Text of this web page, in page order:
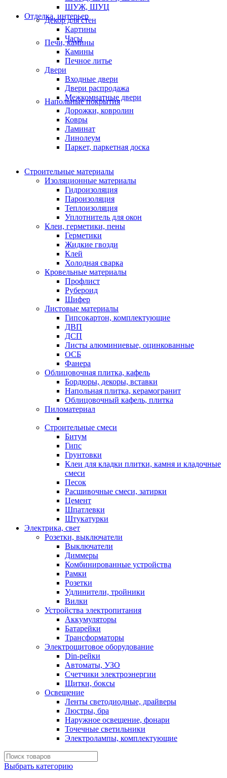
ШУЖ, ШУЦ
Отделка, интерьер
Декор для стен
Картины
Часы
Печи, камины
Камины
Печное литье
Двери
Входные двери
Двери распродажа
Межкомнатные двери
Напольные покрытия
Дорожки, ковролин
Ковры
Ламинат
Линолеум
Паркет, паркетная доска
Строительные материалы
Изоляционные материалы
Гидроизоляция
Пароизоляция
Теплоизоляция
Уплотнитель для окон
Клеи, герметики, пены
Герметики
Жидкие гвозди
Клей
Холодная сварка
Кровельные материалы
Профлист
Рубероид
Шифер
Листовые материалы
Гипсокартон, комплектующие
ДВП
ДСП
Листы алюминиевые, оцинкованные
ОСБ
Фанера
Облицовочная плитка, кафель
Бордюры, декоры, вставки
Напольная плитка, керамогранит
Облицовочный кафель, плитка
Пиломатериал
Строительные смеси
Битум
Гипс
Грунтовки
Клеи для кладки плитки, камня и кладочные
смеси
Песок
Расшивочные смеси, затирки
Цемент
Шпатлевки
Штукатурки
Электрика, свет
Розетки, выключатели
Выключатели
Диммеры
Комбинированные устройства
Рамки
Розетки
Удлинители, тройники
Вилки
Устройства электропитания
Аккумуляторы
Батарейки
Трансформаторы
Электрощитовое оборудование
Din-рейки
Автоматы, УЗО
Счетчики электроэнергии
Щитки, боксы
Освещение
Ленты светодиодные, драйверы
Люстры, бра
Наружное освещение, фонари
Точечные светильники
Электролампы, комплектующие
Выбрать категорию